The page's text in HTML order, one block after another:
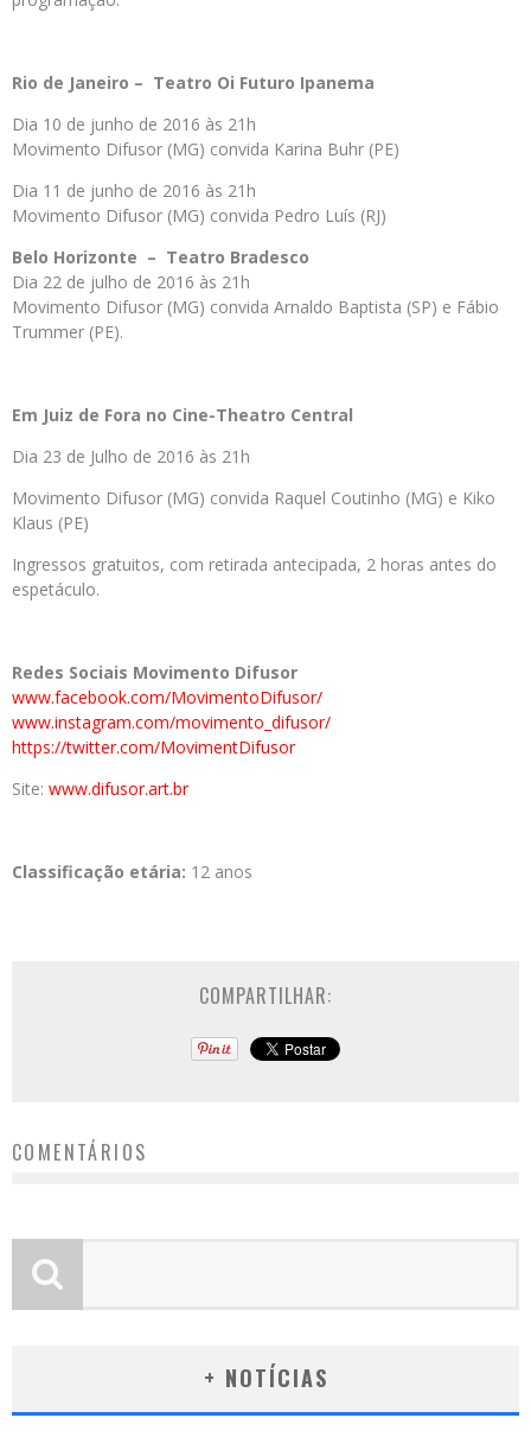
Rio de Janeiro – Teatro Oi Futuro Ipanema
Dia 10 de junho de 2016 às 21h
Movimento Difusor (MG) convida Karina Buhr (PE)
Dia 11 de junho de 2016 às 21h
Movimento Difusor (MG) convida Pedro Luís (RJ)
Belo Horizonte – Teatro Bradesco
Dia 22 de julho de 2016 às 21h
Movimento Difusor (MG) convida Arnaldo Baptista (SP) e Fábio
Trummer (PE).
Em Juiz de Fora no Cine-Theatro Central
Dia 23 de Julho de 2016 às 21h
Movimento Difusor (MG) convida Raquel Coutinho (MG) e Kiko
Klaus (PE)
Ingressos gratuitos, com retirada antecipada, 2 horas antes do
espetáculo.
Redes Sociais Movimento Difusor
www.facebook.com/MovimentoDifusor/
www.instagram.com/movimento_difusor/
https://twitter.com/MovimentDifusor
Site: www.difusor.art.br
Classificação etária: 12 anos
COMPARTILHAR:
COMENTÁRIOS
+ NOTÍCIAS